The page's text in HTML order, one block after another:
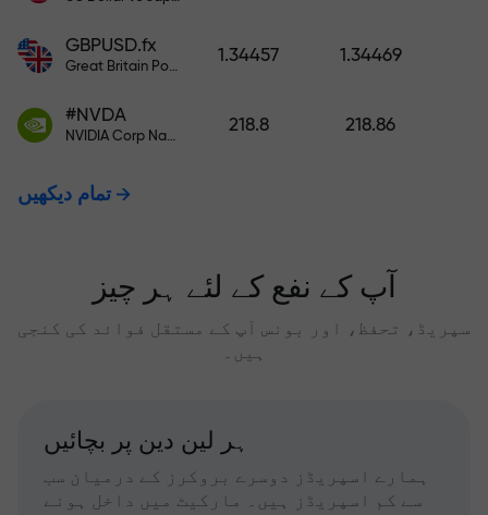
GBPUSD.fx
Great Britain Pound vs US Dollar
1.34457 1.34469
#NVDA
NVIDIA Corp Nasdaq Stock Exchange (Nasdaq) USD
218.8 218.86
تمام دیکھیں
آپ کے نفع کے لئے ہر چیز
سپریڈ، تحفظ، اور بونس آپ کے مستقل فوائد کی کنجی
ہیں۔
ہر لین دین پر بچائیں
ہمارے اسپریڈز دوسرے بروکرز کے درمیان سب
سے کم اسپریڈز ہیں۔ مارکیٹ میں داخل ہونے